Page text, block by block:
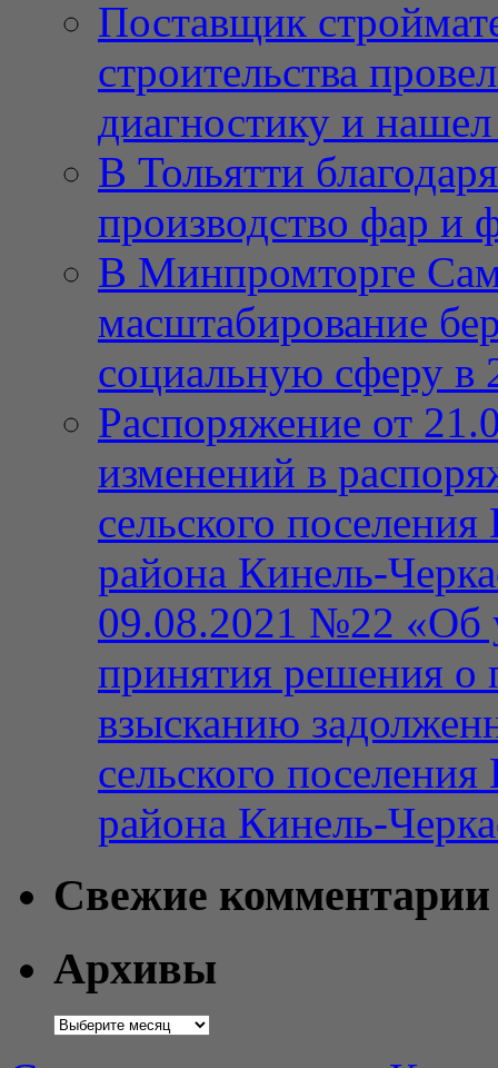
Поставщик
строительства
диагностику и
В Тольятти
производство фар и
В Минпромторге
масштабирование
социальную сферу в
Распоряжение от
изменений в
сельского
района Кинель-
09.08.2021 №22 «Об
принятия решения о
взысканию
сельского
района Кинель-
Свежие комментарии
Архивы
Архивы